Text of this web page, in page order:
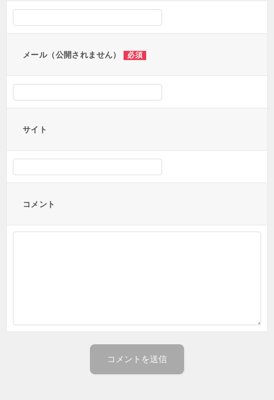
メール（公開されません） 必須
サイト
コメント